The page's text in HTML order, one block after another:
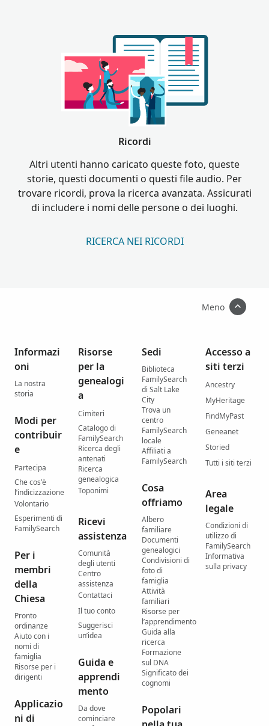
Ricordi
Altri utenti hanno caricato queste foto, queste
storie, questi documenti o questi file audio. Per
trovare ricordi, prova la ricerca avanzata. Assicurati
di includere i nomi delle persone o dei luoghi.
RICERCA NEI RICORDI
Meno
Informazi
oni
La nostra
storia
Modi per
contribuir
e
Partecipa
Che cos’è
l’indicizzazione
Volontario
Esperimenti di
FamilySearch
Per i
membri
della
Chiesa
Pronto
ordinanze
Aiuto con i
nomi di
famiglia
Risorse per i
dirigenti
Applicazio
ni di
Risorse
per la
genealogi
a
Cimiteri
Catalogo di
FamilySearch
Ricerca degli
antenati
Ricerca
genealogica
Toponimi
Ricevi
assistenza
Comunità
degli utenti
Centro
assistenza
Contattaci
Il tuo conto
Suggerisci
un’idea
Guida e
apprendi
mento
Da dove
cominciare
Sedi
Biblioteca
FamilySearch
di Salt Lake
City
Trova un
centro
FamilySearch
locale
Affiliati a
FamilySearch
Cosa
offriamo
Albero
familiare
Documenti
genealogici
Condivisioni di
foto di
famiglia
Attività
familiari
Risorse per
l’apprendimento
Guida alla
ricerca
Formazione
sul DNA
Significato dei
cognomi
Popolari
Accesso a
siti terzi
Ancestry
MyHeritage
FindMyPast
Geneanet
Storied
Tutti i siti terzi
Area
legale
Condizioni di
utilizzo di
FamilySearch
Informativa
sulla privacy